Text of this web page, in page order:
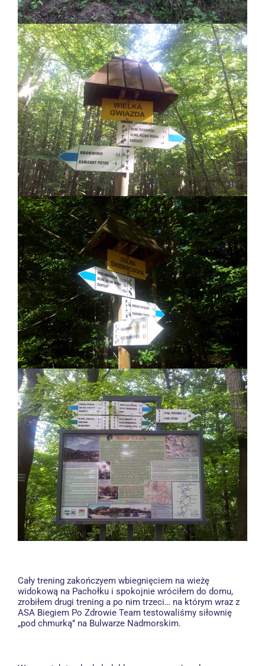
Cały trening zakończyem wbiegnięciem na wieżę
widokową na Pachołku i spokojnie wróciłem do domu,
zrobiłem drugi trening a po nim trzeci… na którym wraz z
ASA Biegiem Po Zdrowie Team testowaliśmy siłownię
„pod chmurką” na Bulwarze Nadmorskim.